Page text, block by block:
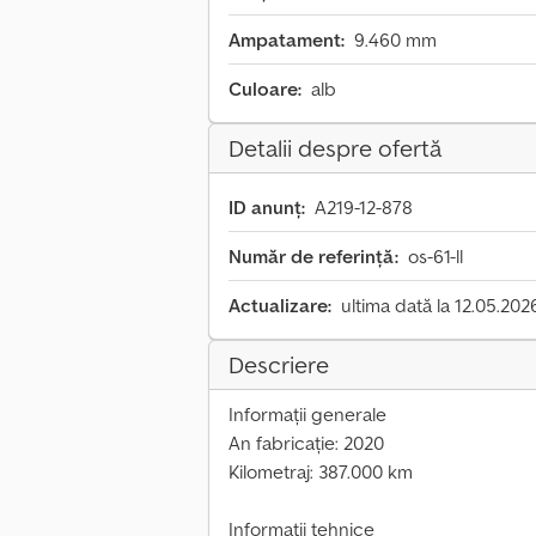
Ampatament: 9.460 mm
Culoare: alb
Detalii despre ofertă
ID anunț: A219-12-878
Număr de referință: os-61-ll
Actualizare: ultima dată la
Descriere
Informații generale
An fabricație: 2020
Kilometraj: 387.000 km
Informații tehnice